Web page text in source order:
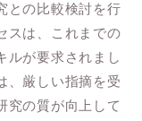
との比較検討を行
スは、これまでの
ルが要求されまし
、厳しい指摘を受
究の質が向上して